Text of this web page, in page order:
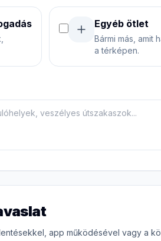
Egyéb ötlet
Bármi más, amit
a térképen.
app működésével vagy a